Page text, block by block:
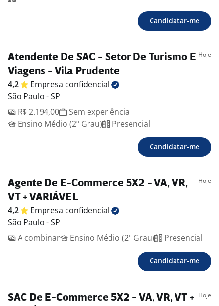
Candidatar-me
Atendente De SAC - Setor De Turismo E
Viagens - Vila Prudente
Hoje
4,2 Empresa confidencial
São Paulo - SP
R$ 2.194,00
Sem experiência
Ensino Médio (2º Grau)
Presencial
Candidatar-me
Agente De E-Commerce 5X2 - VA, VR,
VT + VARIÁVEL
Hoje
4,2 Empresa confidencial
São Paulo - SP
A combinar
Ensino Médio (2º Grau) Presencial
Candidatar-me
SAC De E-Commerce 5X2 - VA, VR, VT + Hoje